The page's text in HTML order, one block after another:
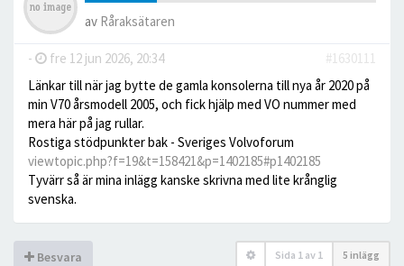
av Råraksätaren
- fre 12 jun 2026, 20:34
#1630111
Länkar till när jag bytte de gamla konsolerna till nya år 2020 på
min V70 årsmodell 2005, och fick hjälp med VO nummer med
mera här på jag rullar.
Rostiga stödpunkter bak - Sveriges Volvoforum
viewtopic.php?f=19&t=158421&p=1402185#p1402185
Tyvärr så är mina inlägg kanske skrivna med lite krånglig
svenska.
Besvara Sida 1 av 1 5 inlägg